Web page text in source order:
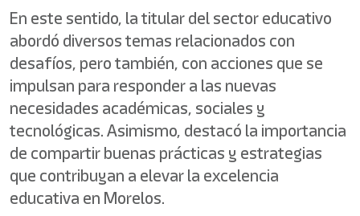
En este sentido, la titular del sector educativo
abordó diversos temas relacionados con
desafíos, pero también, con acciones que se
impulsan para responder a las nuevas
necesidades académicas, sociales y
tecnológicas. Asimismo, destacó la importancia
de compartir buenas prácticas y estrategias
que contribuyan a elevar la excelencia
educativa en Morelos.